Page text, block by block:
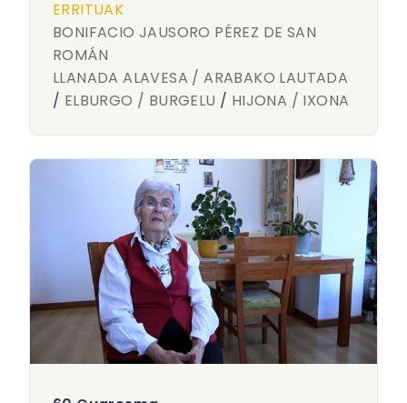
ERRITUAK
BONIFACIO JAUSORO PÉREZ DE SAN
ROMÁN
LLANADA ALAVESA / ARABAKO LAUTADA
/ ELBURGO / BURGELU / HIJONA / IXONA